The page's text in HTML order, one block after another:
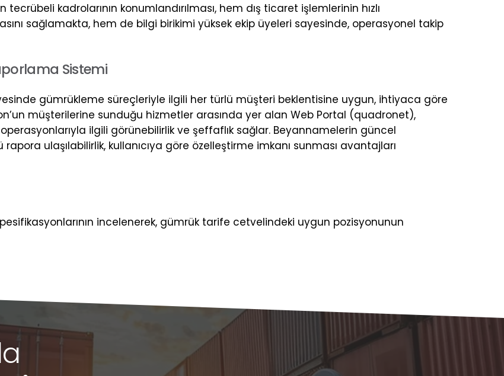
kadrolarının konumlandırılması, hem dış ticaret işlemlerinin hızlı
sağlamakta, hem de bilgi birikimi yüksek ekip üyeleri sayesinde, operasyonel takip
porlama Sistemi
gümrükleme süreçleriyle ilgili her türlü müşteri beklentisine uygun, ihtiyaca göre
müşterilerine sunduğu hizmetler arasında yer alan Web Portal (quadronet),
ilgili görünebilirlik ve şeffaflık sağlar. Beyannamelerin güncel
ulaşılabilirlik, kullanıcıya göre özelleştirme imkanı sunması avantajları
incelenerek, gümrük tarife cetvelindeki uygun pozisyonunun